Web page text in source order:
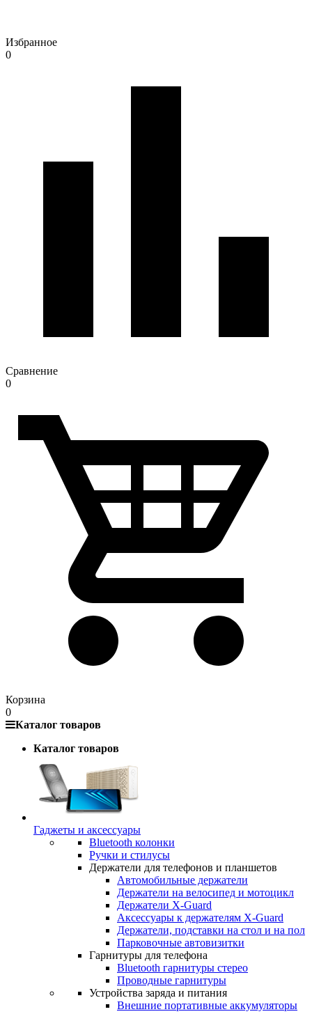
Избранное
0
Сравнение
0
Корзина
0
Каталог товаров
Каталог товаров
Гаджеты и аксессуары
Bluetooth колонки
Ручки и стилусы
Держатели для телефонов и планшетов
Автомобильные держатели
Держатели на велосипед и мотоцикл
Держатели X-Guard
Аксессуары к держателям X-Guard
Держатели, подставки на стол и на пол
Парковочные автовизитки
Гарнитуры для телефона
Bluetooth гарнитуры стерео
Проводные гарнитуры
Устройства заряда и питания
Внешние портативные аккумуляторы